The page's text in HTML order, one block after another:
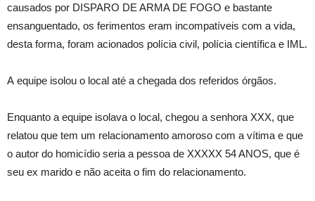
causados por DISPARO DE ARMA DE FOGO e bastante
ensanguentado, os ferimentos eram incompatíveis com a vida,
desta forma, foram acionados polícia civil, polícia científica e IML.
A equipe isolou o local até a chegada dos referidos órgãos.
Enquanto a equipe isolava o local, chegou a senhora XXX, que
relatou que tem um relacionamento amoroso com a vítima e que
o autor do homicídio seria a pessoa de XXXXX 54 ANOS, que é
seu ex marido e não aceita o fim do relacionamento.